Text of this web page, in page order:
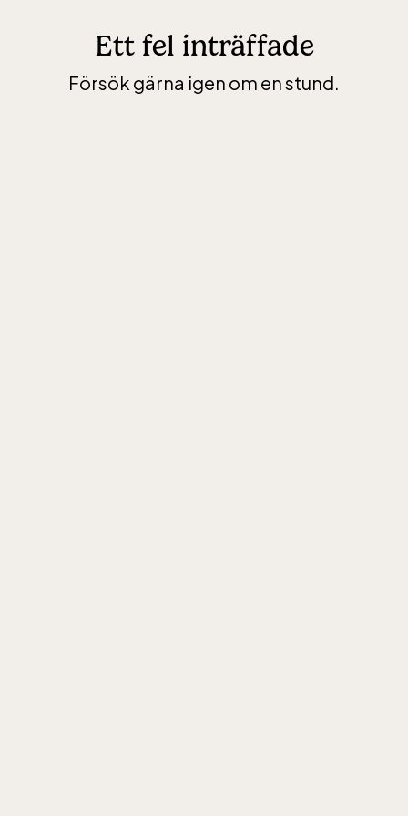
Ett fel inträffade
Försök gärna igen om en stund.